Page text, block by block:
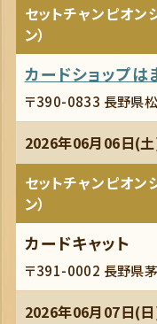
セットチャンピオン
ン）
カードショップは
〒390-0833 長野県
2026年06月06日(
セットチャンピオン
ン）
カードキャット
〒391-0002 長野県
2026年06月07日(